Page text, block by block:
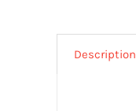
Description